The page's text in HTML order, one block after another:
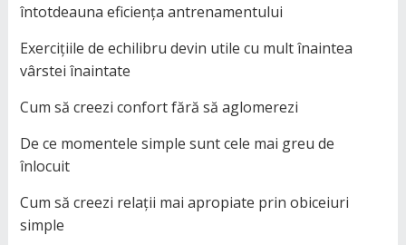
întotdeauna eficiența antrenamentului
Exercițiile de echilibru devin utile cu mult înaintea
vârstei înaintate
Cum să creezi confort fără să aglomerezi
De ce momentele simple sunt cele mai greu de
înlocuit
Cum să creezi relații mai apropiate prin obiceiuri
simple